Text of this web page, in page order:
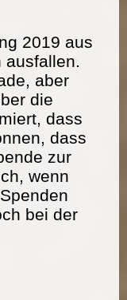
2019 aus
ausfallen.
aber
die
dass
dass
zur
wenn
bei der